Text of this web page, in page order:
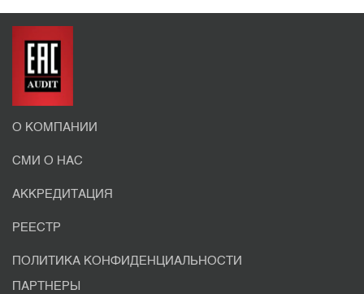
О КОМПАНИИ
СМИ О НАС
АККРЕДИТАЦИЯ
РЕЕСТР
ПОЛИТИКА КОНФИДЕНЦИАЛЬНОСТИ
ПАРТНЕРЫ